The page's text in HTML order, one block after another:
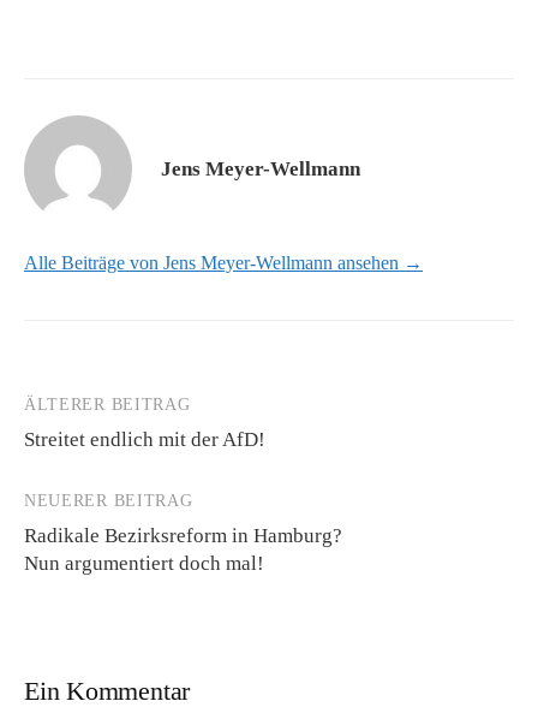
Jens Meyer-Wellmann
Alle Beiträge von Jens Meyer-Wellmann ansehen →
Beitrags-
Navigation
ÄLTERER BEITRAG
Streitet endlich mit der AfD!
NEUERER BEITRAG
Radikale Bezirksreform in Hamburg?
Nun argumentiert doch mal!
Ein Kommentar